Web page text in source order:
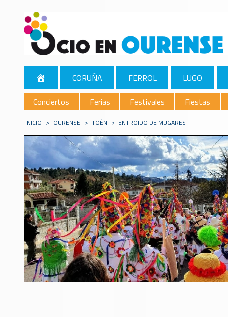
CORUÑA FERROL LUGO
Conciertos
Ferias Festivales Fiestas
INICIO > OURENSE > TOÉN > ENTROIDO DE MUGARES